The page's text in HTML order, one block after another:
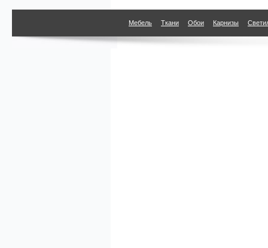
Мебель Ткани Обои Карнизы